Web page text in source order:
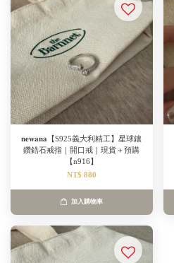
𝐧𝐞𝐰𝐚𝐧𝐚【S925義大利精工】星球鑲
鑽鋯石戒指｜開口戒｜現貨＋預購
【n916】
NT$ 880
加入購物車